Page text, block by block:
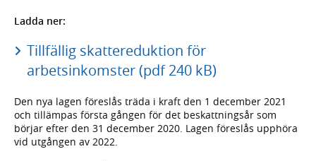
Ladda ner:
Tillfällig skattereduktion för
arbetsinkomster (pdf 240 kB)
Den nya lagen föreslås träda i kraft den 1 december 2021
och tillämpas första gången för det beskattningsår som
börjar efter den 31 december 2020. Lagen föreslås upphöra
vid utgången av 2022.